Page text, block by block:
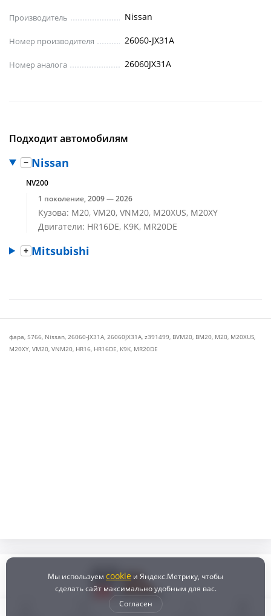
Производитель Nissan
Номер производителя 26060-JX31A
Номер аналога 26060JX31A
Подходит автомобилям
Nissan
NV200
1 поколение, 2009 — 2026
Кузова: M20, VM20, VNM20, M20XUS, M20XY
Двигатели: HR16DE, K9K, MR20DE
Mitsubishi
фара, 5766, Nissan, 26060-JX31A, 26060JX31A, z391499, BVM20, BM20, M20, M20XUS,
M20XY, VM20, VNM20, HR16, HR16DE, K9K, MR20DE
Мы используем cookie и Яндекс.Метрику, чтобы
сделать сайт максимально удобным для вас.
Согласен